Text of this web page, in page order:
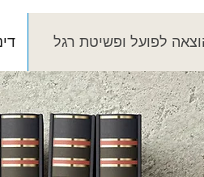
לפועל ופשיטת רגל